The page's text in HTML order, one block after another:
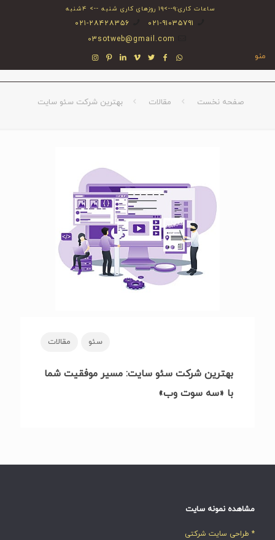
ساعات کاری:۹-->۱۹ روزهای کاری شنبه --> ۴شنبه
۰۲۱-۹۱۰۳۵۷۹۱
۰۲۱-۲۸۴۲۸۳۵۶
03sotweb@gmail.com
منو
صفحه نخست مقالات بهترین شرکت سئو سایت
سئو مقالات
بهترین شرکت سئو سایت: مسیر موفقیت شما
با «سه سوت وب»
مشاهده نمونه سایت
* طراحی سایت شرکتی